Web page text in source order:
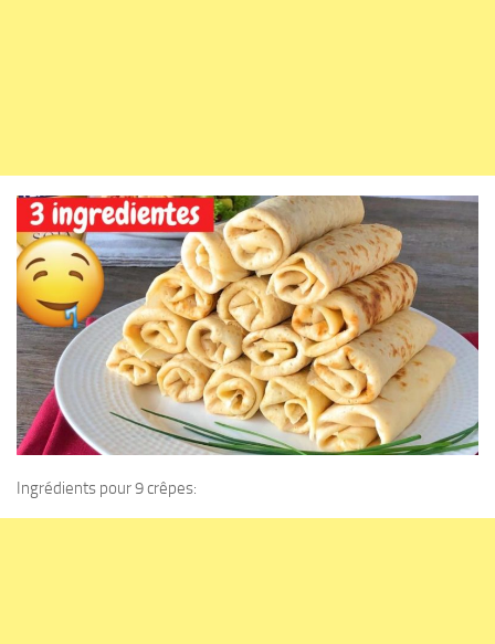
Ingrédients pour 9 crêpes: